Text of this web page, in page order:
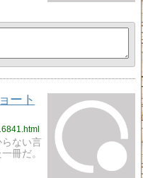
ート
ない言
冊だ。